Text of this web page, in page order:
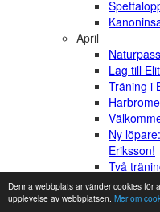
Denna webbplats använder cookies för
upplevelse av webbplatsen. Mer om
April
Lag till
Träning i
Ny
Eriksson!
Två
Anmälan
Wild